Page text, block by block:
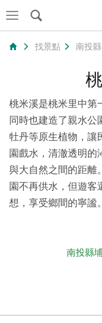
找景點 南投縣
桃米溪是桃米里中第
同時也建造了親水公
牡丹等原生植物，讓
園戲水，清澈透明的
與大自然之間的距離
園不再供水，但遊客
想，享受鄉間的寧謐。
南投縣